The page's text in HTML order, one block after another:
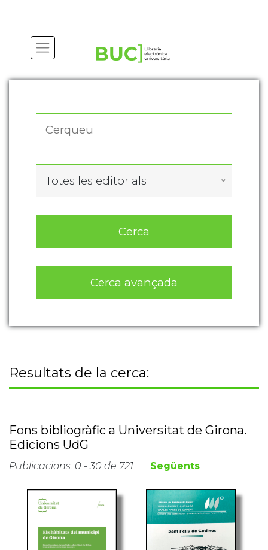
Totes les editorials
Cerca
Cerca avançada
Resultats de la cerca:
Fons bibliogràfic a Universitat de Girona.
Edicions UdG
Publicacions: 0 - 30 de 721 Següents